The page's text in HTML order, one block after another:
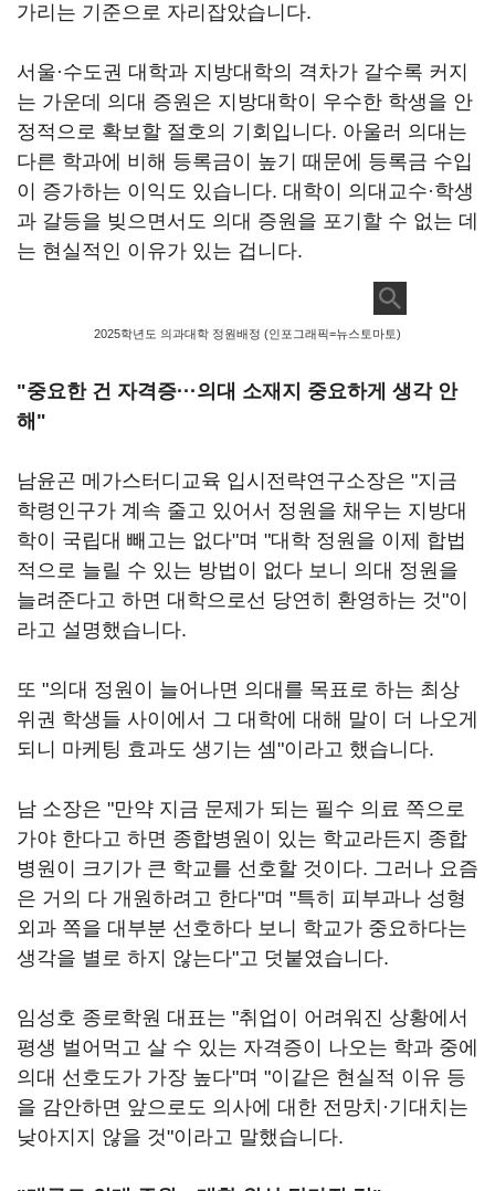
가리는 기준으로 자리잡았습니다.
서울·수도권 대학과 지방대학의 격차가 갈수록 커지
는 가운데 의대 증원은 지방대학이 우수한 학생을 안
정적으로 확보할 절호의 기회입니다. 아울러 의대는
다른 학과에 비해 등록금이 높기 때문에 등록금 수입
이 증가하는 이익도 있습니다. 대학이 의대교수·학생
과 갈등을 빚으면서도 의대 증원을 포기할 수 없는 데
는 현실적인 이유가 있는 겁니다.
2025학년도 의과대학 정원배정 (인포그래픽=뉴스토마토)
"중요한 건 자격증···의대 소재지 중요하게 생각 안
해"
남윤곤 메가스터디교육 입시전략연구소장은 "지금
학령인구가 계속 줄고 있어서 정원을 채우는 지방대
학이 국립대 빼고는 없다"며 "대학 정원을 이제 합법
적으로 늘릴 수 있는 방법이 없다 보니 의대 정원을
늘려준다고 하면 대학으로선 당연히 환영하는 것"이
라고 설명했습니다.
또 "의대 정원이 늘어나면 의대를 목표로 하는 최상
위권 학생들 사이에서 그 대학에 대해 말이 더 나오게
되니 마케팅 효과도 생기는 셈"이라고 했습니다.
남 소장은 "만약 지금 문제가 되는 필수 의료 쪽으로
가야 한다고 하면 종합병원이 있는 학교라든지 종합
병원이 크기가 큰 학교를 선호할 것이다. 그러나 요즘
은 거의 다 개원하려고 한다"며 "특히 피부과나 성형
외과 쪽을 대부분 선호하다 보니 학교가 중요하다는
생각을 별로 하지 않는다"고 덧붙였습니다.
임성호 종로학원 대표는 "취업이 어려워진 상황에서
평생 벌어먹고 살 수 있는 자격증이 나오는 학과 중에
의대 선호도가 가장 높다"며 "이같은 현실적 이유 등
을 감안하면 앞으로도 의사에 대한 전망치·기대치는
낮아지지 않을 것"이라고 말했습니다.